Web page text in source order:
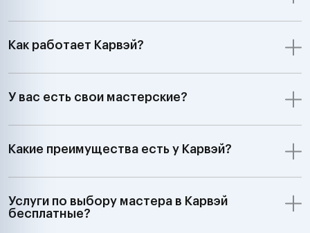
Как работает Карвэй?
У вас есть свои мастерские?
Какие преимущества есть у Карвэй?
Услуги по выбору мастера в Карвэй
бесплатные?